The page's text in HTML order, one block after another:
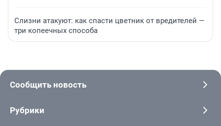
Слизни атакуют: как спасти цветник от вредителей —
три копеечных способа
Сообщить новость
Рубрики